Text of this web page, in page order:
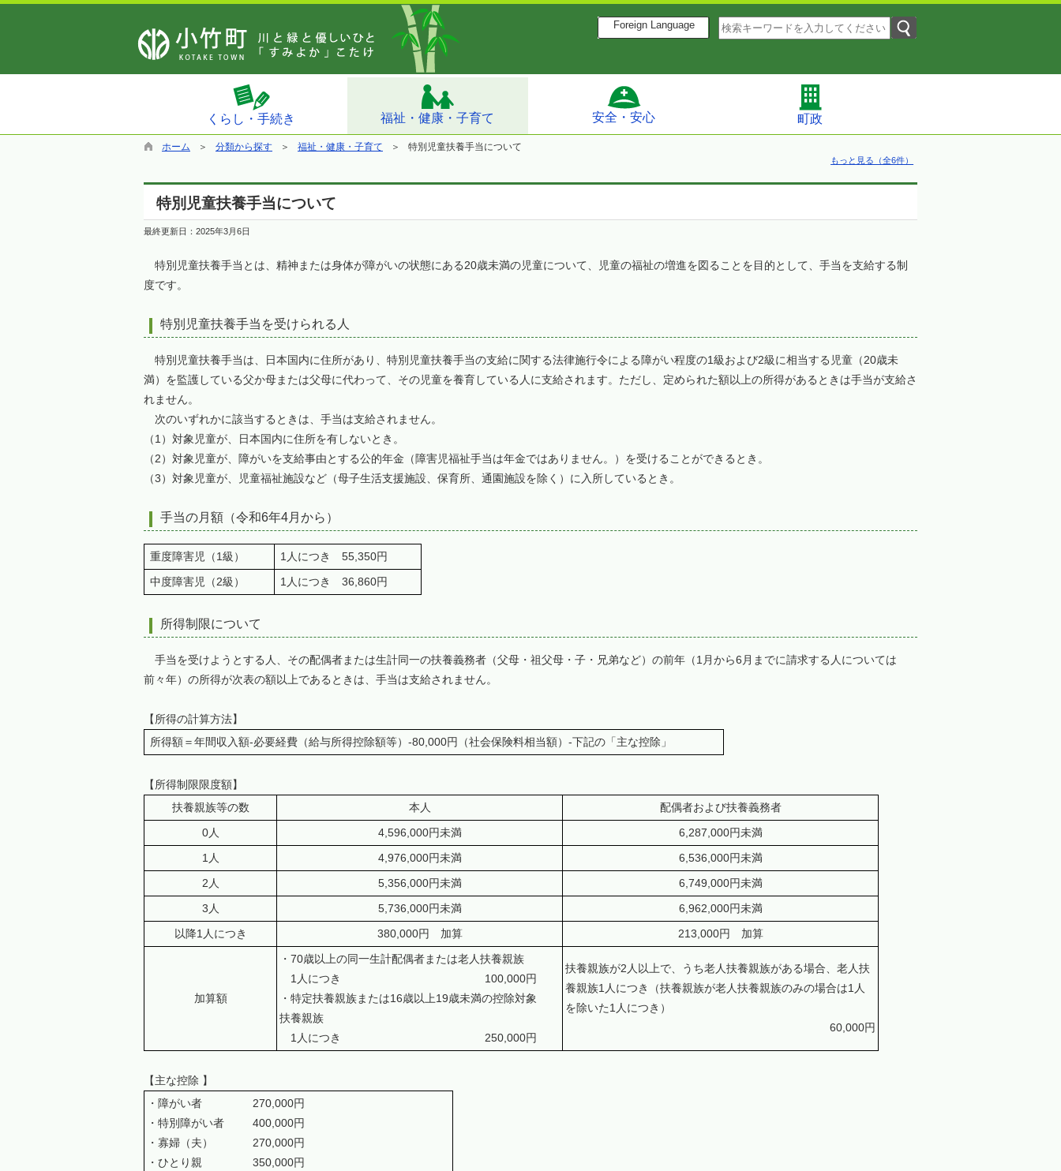
Foreign Language
くらし・手続き 福祉・健康・子育て 安全・安心 町政
ホーム 分類から探す 福祉・健康・子育て 特別児童扶養手当について
もっと見る（全6件）
特別児童扶養手当について
最終更新日： 2025年3月6日
特別児童扶養手当とは、精神または身体が障がいの状態にある20歳未満の児童について、児童の福祉の増進を図ることを目的として、手当を支給する制
度です。
特別児童扶養手当を受けられる人
特別児童扶養手当は、日本国内に住所があり、特別児童扶養手当の支給に関する法律施行令による障がい程度の1級および2級に相当する児童（20歳未
満）を監護している父か母または父母に代わって、その児童を養育している人に支給されます。ただし、定められた額以上の所得があるときは手当が支給さ
れません。
次のいずれかに該当するときは、手当は支給されません。
（1）対象児童が、日本国内に住所を有しないとき。
（2）対象児童が、障がいを支給事由とする公的年金（障害児福祉手当は年金ではありません。）を受けることができるとき。
（3）対象児童が、児童福祉施設など（母子生活支援施設、保育所、通園施設を除く）に入所しているとき。
手当の月額（令和6年4月から）
重度障害児（1級）
1人につき 55,350円
中度障害児（2級）
1人につき 36,860円
所得制限について
手当を受けようとする人、その配偶者または生計同一の扶養義務者（父母・祖父母・子・兄弟など）の前年（1月から6月までに請求する人については
前々年）の所得が次表の額以上であるときは、手当は支給されません。
【所得の計算方法】
所得額＝年間収入額-必要経費（給与所得控除額等）-80,000円（社会保険料相当額）-下記の「主な控除」
【所得制限限度額】
扶養親族等の数
本人
配偶者および扶養義務者
0人
4,596,000円未満
6,287,000円未満
1人
4,976,000円未満
6,536,000円未満
2人
5,356,000円未満
6,749,000円未満
3人
5,736,000円未満
6,962,000円未満
以降1人につき
380,000円 加算 213,000円 加算
加算額
・70歳以上の同一生計配偶者または老人扶養親族
1人につき 100,000円
・特定扶養親族または16歳以上19歳未満の控除対象
扶養親族
1人につき 250,000円
扶養親族が2人以上で、うち老人扶養親族がある場合、老人扶
養親族1人につき（扶養親族が老人扶養親族のみの場合は1人
を除いた1人につき）
60,000円
【主な控除 】
・障がい者 270,000円
・特別障がい者 400,000円
・寡婦（夫） 270,000円
・ひとり親 350,000円